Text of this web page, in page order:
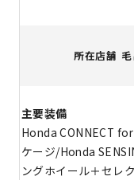
所在店舗
主要装備
Honda CONNECT
ケージ/Honda
ングホイール＋セレ